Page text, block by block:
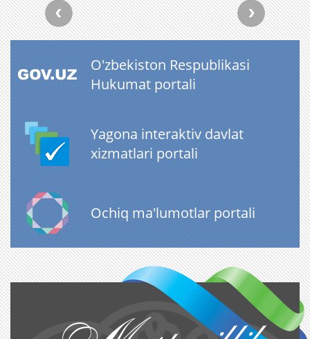
O'zbekiston Respublikasi
Hukumat portali
Yagona interaktiv davlat
xizmatlari portali
Ochiq ma'lumotlar portali